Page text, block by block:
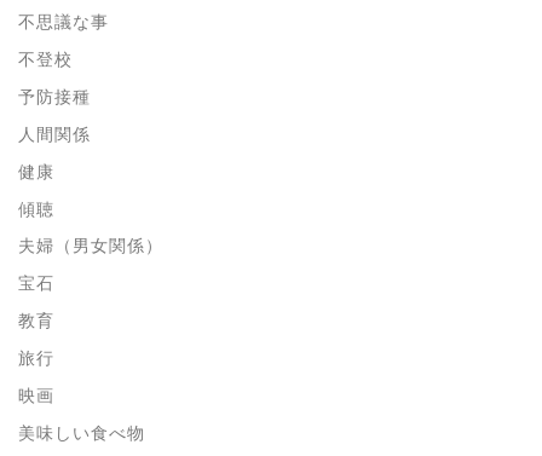
不思議な事
不登校
予防接種
人間関係
健康
傾聴
夫婦（男女関係）
宝石
教育
旅行
映画
美味しい食べ物